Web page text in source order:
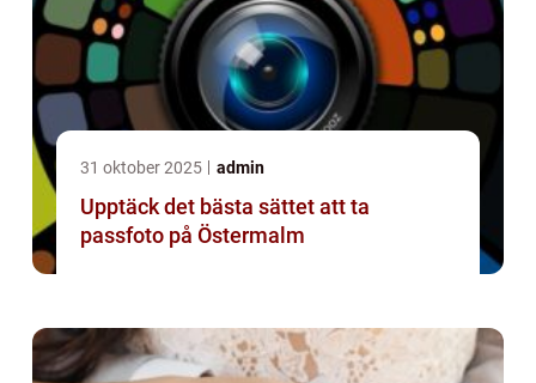
31 oktober 2025 admin
Upptäck det bästa sättet att ta
passfoto på Östermalm